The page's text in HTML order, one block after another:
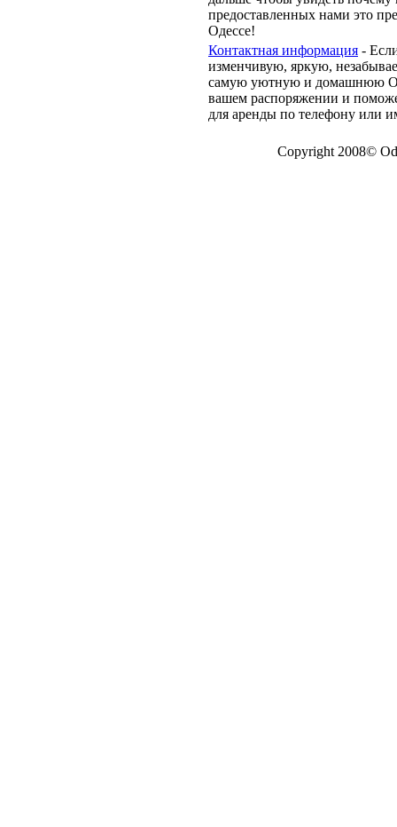
предоставленных нами это
Одессе!
Контактная информация -
изменчивую, яркую,
самую уютную и домашнюю
вашем распоряжении и
для аренды по телефону или
Copyright 2008©